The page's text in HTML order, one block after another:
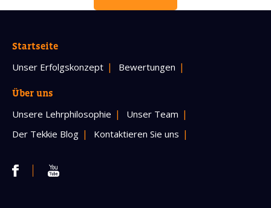
Startseite
Unser Erfolgskonzept Bewertungen
Über uns
Unsere Lehrphilosophie
Unser Team
Der Tekkie Blog
Kontaktieren Sie uns